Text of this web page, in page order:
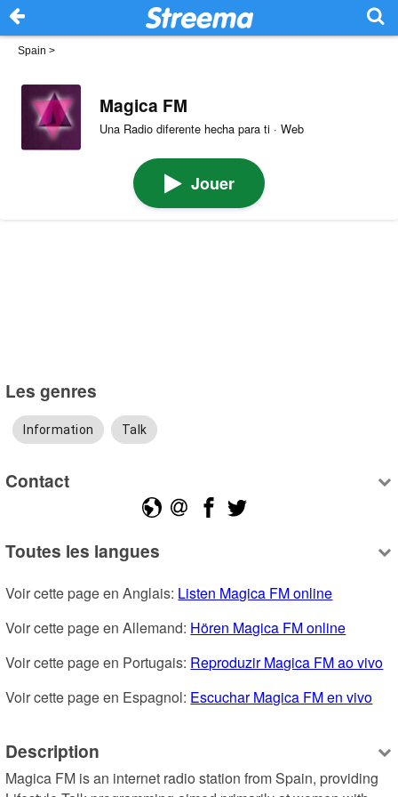
Spain >
Magica FM
Una Radio diferente hecha para ti · Web
Jouer
Les genres
Information Talk
Contact
Toutes les langues
Voir cette page en Anglais: Listen Magica FM online
Voir cette page en Allemand: Hören Magica FM online
Voir cette page en Portugais: Reproduzir Magica FM ao vivo
Voir cette page en Espagnol: Escuchar Magica FM en vivo
Description
Magica FM is an internet radio station from Spain, providing